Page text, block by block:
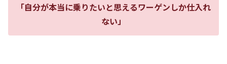
「自分が本当に乗りたいと思えるワーゲンしか仕入れ
ない」